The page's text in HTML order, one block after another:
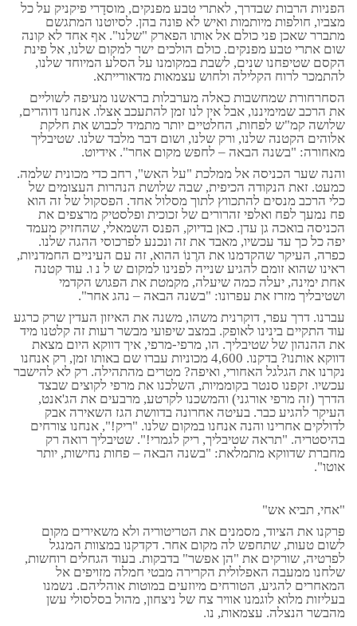
הפניות הרבות שבדרך, לאתרי טבע מפנקים, מוסדָרי פיקניק על כל
מצביו, חולפות מיותמות ואיש לא פונה בהן. לסיוטנו המתגשם
מתברר שאכן פני כולם אל אותו הפארק "שלנו". אף אחד לא קונה
שום אתרי טבע מפנקים. כולם הולכים ישר למקום שלנו, אל פינת
הקסם שטיפחנו שנים, לשבת במקומנו על הסלע המיוחד שלנו,
להתמכר לרוח הקלילה ולחוש עצמאות מדאורייתא.
הסחרחורת שמחשבות כאלה מערבלות בראשנו מעיפה לשוליים
את הרכב שמימיננו, אבל אין לנו זמן להתעכב אצלו. אנחנו דוהרים,
שלושה קמ"ש לפחות, החלטיים יותר מתמיד לכבוש את חלקת
אלוהים הקטנה שלנו, ורק שלנו, ושום דבר מלבד שלנו. שטיבליך
מאחורה: "בשנה הבאה – לחפש מקום אחר". אידיוט.
והנה שער הכניסה אל ממלכת "על האש", רחב כדי מכונית שלמה.
כמעט. זאת הנקודה הכיפית, שבה שלושת הנהרות העצומים של
כלי הרכב מנסים להתכווץ לתוך מסלול אחד. הפסקול של זה הוא
פח נמעך לפח ואלפי זהרורים של זכוכית ופלסטיק מרצפים את
הכניסה בואכה גן עדן. כאן בדיוק, הפנס השמאלי, שהחזיק מעמד
יפה כל כך עד עכשיו, מאבד את זה ונכנע לפרכוסי ההגה שלנו.
כפרה, העיקר שהקדמנו את הרֶנוֹ ההוא, זה עם העיניים החמדניות,
ראינו שהוא זומם להגיע שנייה לפנינו למקום ש ל נ ו. עוד קטנה
אחת ימינה, יעלה כמה שיעלה, מקמטת את הפגוש הקדמי
ושטיבליך מזרז את עפרונו: "בשנה הבאה – נהג אחר".
עברנו. דרך עפר, דוקרנית משהו, משנה את האיזון העדין שרק כרגע
עוד התקיים בינינו לאופק. במצב שיפועי מבשר רעות זה קלטנו מיד
את ההנהון של שטיבליך. הו, מרפי-מרפי, איך דווקא היום מצאת
דווקא אותנו? בדקנו. 4,600 מכוניות עברו שם באותו זמן, רק אנחנו
נקרנו את הגלגל האחורי, ואיפה? מטרים מהתהילה. רק לא להישבר
עכשיו. זקפנו סנטר בקוממיות, השלכנו את מרפי לקוצים שבצד
הדרך (זה מרפי אורגני) והמשכנו לקרטע, מרבעים את הג'אנט,
העיקר להגיע כבר. בעיטה אחרונה בדוושת הגז השאירה אבק
לדולקים אחרינו והנה אנחנו במקום שלנו. "ריק!", אנחנו צורחים
בהיסטריה. "תראה שטיבליך, ריק לגמרי!". שטיבליך רואה רק
מחברת שדווקא מתמלאת: "בשנה הבאה – פחות נחישות, יותר
אוטו".
"אחי, תביא אש"
פרקנו את הציוד, מסמנים את הטריטוריה ולא משאירים מקום
לשום טעות, שתחפש לה מקום אחר. דקדקנו במצוות המנגל
לפרטיה, שורקים את "הן אפשר" בדבקות. בעוד הגחלים רוחשות,
שלחנו ממעבה האפלולית הקרירה מבטי חמלה מזויפים אל
המאחרים להגיע, הטורחים מיוזעים במוטות אוהליהם. נשמנו
בעליזות מלוא לוגמנו אוויר צח של ניצחון, מהול בסלסולי עשן
מהבשר הנצלה. עצמאות, נו.